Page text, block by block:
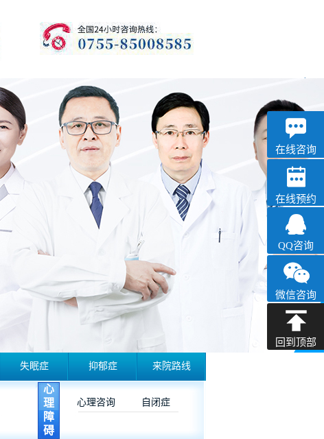
失眠症 抑郁症 来院路线
心
理
障
碍
心理咨询 自闭症
优眠
失眠抑郁专科
在线咨询
在线预约
QQ咨询
微信咨询
回到顶部